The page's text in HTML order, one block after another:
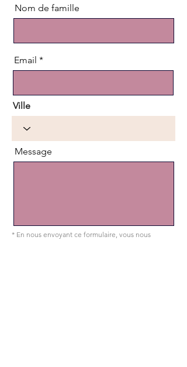
Nom de famille
Email
Ville
Message
* En nous envoyant ce formulaire, vous nous